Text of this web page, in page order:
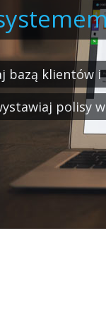
gdzie
klientowi